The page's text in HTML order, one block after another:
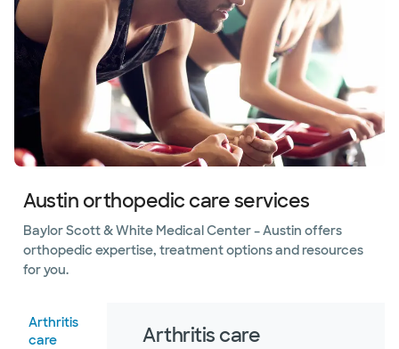
Austin orthopedic care services
Baylor Scott & White Medical Center – Austin offers
orthopedic expertise, treatment options and resources
for you.
Arthritis
care
Arthritis care